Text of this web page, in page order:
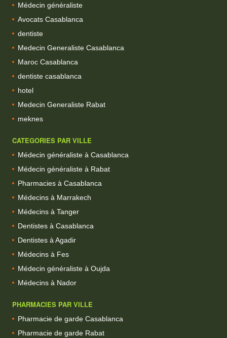
Médecin généraliste
Avocats Casablanca
dentiste
Medecin Generaliste Casablanca
Maroc Casablanca
dentiste casablanca
hotel
Medecin Generaliste Rabat
meknes
CATEGORIES PAR VILLE
Médecin généraliste à Casablanca
Médecin généraliste à Rabat
Pharmacies à Casablanca
Médecins à Marrakech
Médecins à Tanger
Dentistes à Casablanca
Dentistes à Agadir
Médecins à Fes
Médecin généraliste à Oujda
Médecins à Nador
PHARMACIES PAR VILLE
Pharmacie de garde Casablanca
Pharmacie de garde Rabat